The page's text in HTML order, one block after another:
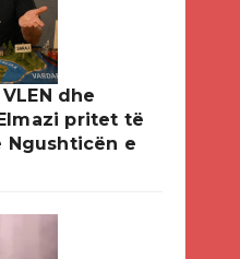
dhe
pritet të
Ngushticën e